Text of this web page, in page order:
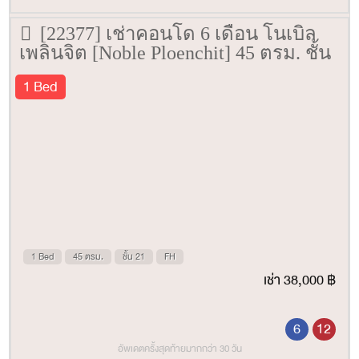
[22377] เช่าคอนโด 6 เดือน โนเบิล
เพลินจิต [Noble Ploenchit] 45 ตรม. ชั้น
21
1 Bed
1 Bed 45 ตรม. ชั้น 21 FH
เช่า 38,000 ฿
6 12
อัพเดตครั้งสุดท้ายมากกว่า 30 วัน